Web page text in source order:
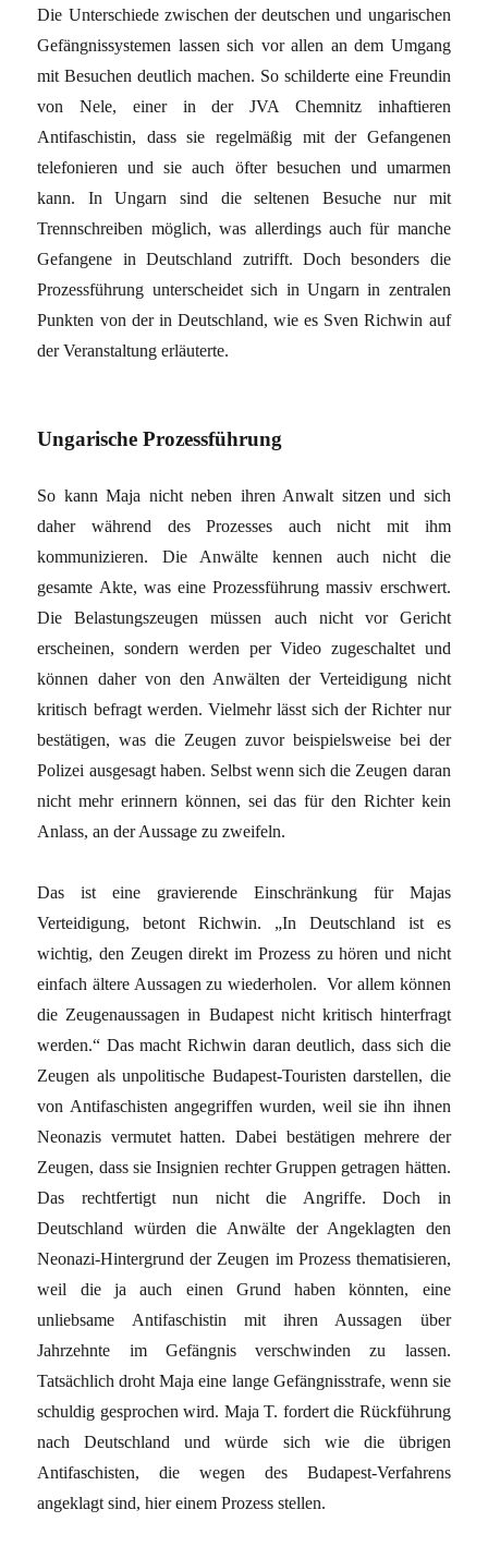
Die Unterschiede zwischen der deutschen und ungarischen
Gefängnissystemen lassen sich vor allen an dem Umgang
mit Besuchen deutlich machen. So schilderte eine Freundin
von Nele, einer in der JVA Chemnitz inhaftieren
Antifaschistin, dass sie regelmäßig mit der Gefangenen
telefonieren und sie auch öfter besuchen und umarmen
kann. In Ungarn sind die seltenen Besuche nur mit
Trennschreiben möglich, was allerdings auch für manche
Gefangene in Deutschland zutrifft. Doch besonders die
Prozessführung unterscheidet sich in Ungarn in zentralen
Punkten von der in Deutschland, wie es Sven Richwin auf
der Veranstaltung erläuterte.
Ungarische Prozessführung
So kann Maja nicht neben ihren Anwalt sitzen und sich
daher während des Prozesses auch nicht mit ihm
kommunizieren. Die Anwälte kennen auch nicht die
gesamte Akte, was eine Prozessführung massiv erschwert.
Die Belastungszeugen müssen auch nicht vor Gericht
erscheinen, sondern werden per Video zugeschaltet und
können daher von den Anwälten der Verteidigung nicht
kritisch befragt werden. Vielmehr lässt sich der Richter nur
bestätigen, was die Zeugen zuvor beispielsweise bei der
Polizei ausgesagt haben. Selbst wenn sich die Zeugen daran
nicht mehr erinnern können, sei das für den Richter kein
Anlass, an der Aussage zu zweifeln.
Das ist eine gravierende Einschränkung für Majas
Verteidigung, betont Richwin. „In Deutschland ist es
wichtig, den Zeugen direkt im Prozess zu hören und nicht
einfach ältere Aussagen zu wiederholen. Vor allem können
die Zeugenaussagen in Budapest nicht kritisch hinterfragt
werden.“ Das macht Richwin daran deutlich, dass sich die
Zeugen als unpolitische Budapest-Touristen darstellen, die
von Antifaschisten angegriffen wurden, weil sie ihn ihnen
Neonazis vermutet hatten. Dabei bestätigen mehrere der
Zeugen, dass sie Insignien rechter Gruppen getragen hätten.
Das rechtfertigt nun nicht die Angriffe. Doch in
Deutschland würden die Anwälte der Angeklagten den
Neonazi-Hintergrund der Zeugen im Prozess thematisieren,
weil die ja auch einen Grund haben könnten, eine
unliebsame Antifaschistin mit ihren Aussagen über
Jahrzehnte im Gefängnis verschwinden zu lassen.
Tatsächlich droht Maja eine lange Gefängnisstrafe, wenn sie
schuldig gesprochen wird. Maja T. fordert die Rückführung
nach Deutschland und würde sich wie die übrigen
Antifaschisten, die wegen des Budapest-Verfahrens
angeklagt sind, hier einem Prozess stellen.